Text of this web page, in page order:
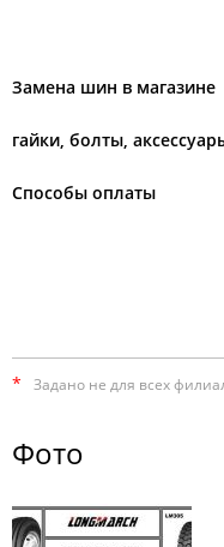
Замена шин в магазине
гайки, болты,
Способы оплаты
* Задано не для всех
Фото